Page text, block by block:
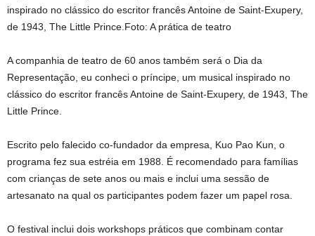
inspirado no clássico do escritor francês Antoine de Saint-Exupery,
de 1943, The Little Prince.Foto: A prática de teatro
A companhia de teatro de 60 anos também será o Dia da
Representação, eu conheci o príncipe, um musical inspirado no
clássico do escritor francês Antoine de Saint-Exupery, de 1943, The
Little Prince.
Escrito pelo falecido co-fundador da empresa, Kuo Pao Kun, o
programa fez sua estréia em 1988. É recomendado para famílias
com crianças de sete anos ou mais e inclui uma sessão de
artesanato na qual os participantes podem fazer um papel rosa.
O festival inclui dois workshops práticos que combinam contar